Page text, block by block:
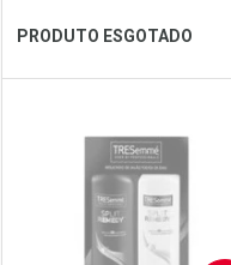
Ver Desconto Convênio
PRODUTO ESGOTADO
Laboratório
Por Menos